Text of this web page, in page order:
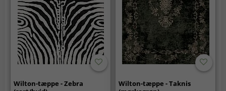
Wilton-tæppe - Zebra
Wilton-tæppe - Taknis